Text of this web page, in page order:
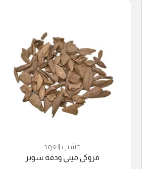
خشب العود
مروكي ميني ودقة سوبر